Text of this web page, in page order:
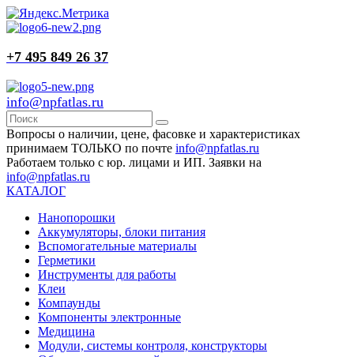
+7 495 849 26 37
info@npfatlas.ru
Вопросы о наличии, цене, фасовке и характеристиках
принимаем ТОЛЬКО по почте info@npfatlas.ru
Работаем только с юр. лицами и ИП. Заявки на
info@npfatlas.ru
КАТАЛОГ
Нанопорошки
Аккумуляторы, блоки питания
Вспомогательные материалы
Герметики
Инструменты для работы
Клеи
Компаунды
Компоненты электронные
Медицина
Модули, системы контроля, конструкторы